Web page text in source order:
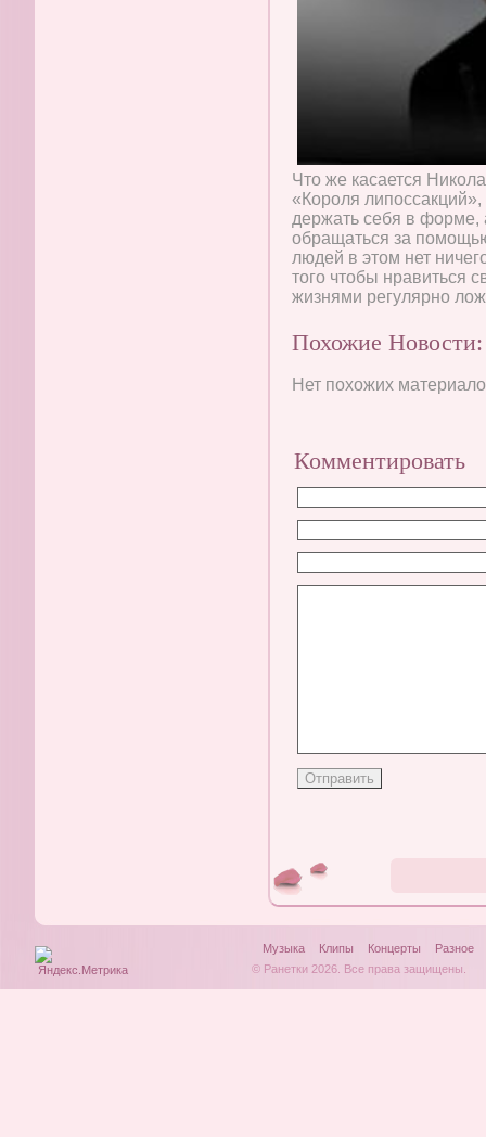
Что же касается
«Короля
держать себя в форме,
обращаться за
людей в этом нет
того чтобы нравиться
жизнями регулярно
Похожие Новости:
Нет похожих
Комментировать
Музыка Клипы Концерты
Разное
© Ранетки 2026. Все права защищены.